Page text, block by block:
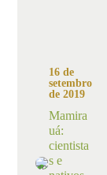
16 de
setembro
de 2019
Mamira
uá:
cientista
s e